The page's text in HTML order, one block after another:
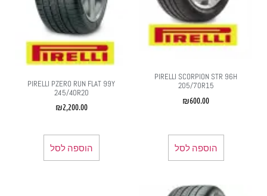
PIRELLI SCORPION STR 96H
205/70R15
₪600.00
הוספה לסל
PIRELLI PZERO RUN FLAT 99Y
245/40R20
₪2,200.00
הוספה לסל